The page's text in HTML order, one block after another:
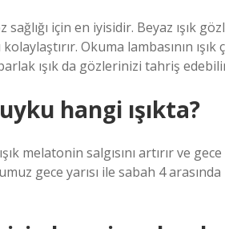
sağlığı için en iyisidir. Beyaz ışık
Okuma lambasının
ışık da gözlerinizi tahriş
hangi ışıkta?
melatonin salgısını artırır ve
gece yarısı ile sabah 4